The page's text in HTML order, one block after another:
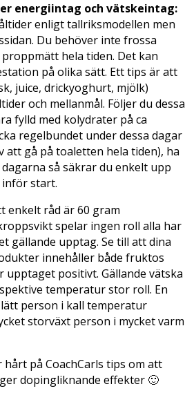
energiintag och vätskeintag:
enligt tallriksmodellen men
Du behöver inte frossa
hela tiden. Det kan
på olika sätt. Ett tips är att
juice, drickyoghurt, mjölk)
och mellanmål. Följer du dessa
fylld med kolydrater på ca
regelbundet under dessa dagar
att gå på toaletten hela tiden), ha
så säkrar du enkelt upp
inför start.
enkelt råd är 60 gram
spelar ingen roll alla har
gällande upptag. Se till att dina
innehåller både fruktos
upptaget positivt. Gällande vätska
temperatur stor roll. En
person i kall temperatur
storväxt person i mycket varm
på CoachCarls tips om att
dopingliknande effekter 🙂